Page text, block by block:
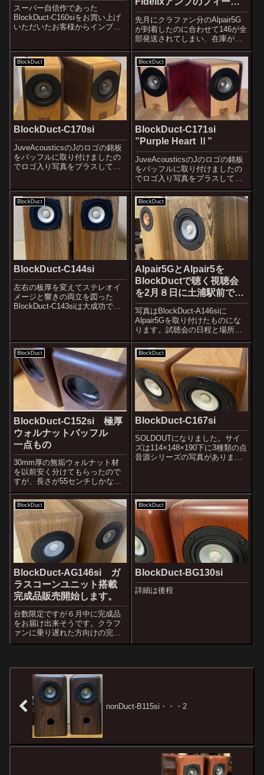
スーパー自信作であった
BlockDuct-C160siをお買い上げ
いただいたお客様からインプレ
日と18日の夜間に小音量と本日
は昼間に通常の音量で3日間聴き
ましたが、出...
バック端子付きモデル
先月にクラファン分のAlpair5G
が到着したのに合わせて146が全
部発送されてしまい、在庫がな
くなっていましたが、3セットほ
ど完成しました。通常の
BlockDuct-AG146siのウォルナ
ット仕上げモデル、クリア仕上
げモデル、そしてFi...
BlockDuct
BlockDuct-C170si
JuveAcousticsのJのロゴの銘板
をバッフルに取り付けましたの
でロゴ入り写真をプラスしてお
で録りなおしてみました。少し
は良くなったかと思いますがま
だ途中のワルターのモーツ...
BlockDuct
BlockDuct-C171si
”Purple Heart Ⅱ”
JuveAcousticsのJのロゴの銘板
をバッフルに取り付けましたの
でロゴ入り写真をプラスしてお
きます。希少材のパープルハー
トを使ったBlockDuctスピーカー
の第二弾です。まだ完成したば
かりですので販売開始は月明け
になると思いますが、...
BlockDuct
BlockDuct-C144si
左右の板厚を変えてステレオイ
メージと響きの両立を図った
BlockDuct-C143siは大成功でし
た方からはデザインも好きで
す、とおっしゃって頂きました
が今...
BlockDuct
Alpair5GとAlpair5を
BlockDuctで聴く視聴会
を2月８日に土浦駅前で開
催します。
写真はBlockDuct-A146siに
Alpair5Gを取り付けたものにな
ります。試聴会の日程と場所が
決定しました。第１回
JuveAcoustics スピーカー視聴
会日時：２月８日（土）午前
11：00より 入場無料場所：常
磐線土浦駅徒歩...
BlockDuct
BlockDuct-C152si 極厚
ウォルナットバッフル
一点もの
30mm厚の無垢ウォルナット材
を以前安く分けてもらったので
すが、長さが55センチしかなく
て、この厚みで片チャンネル25
センチくらいの高さのBlockDuct
は難しいなあと仕舞ってあった
のです。幅が145mmくらいなの
で4インチを想定していま...
BlockDuct
BlockDuct-C167si
SOLDOUTになりました。サイ
ズは114×148×190下に3種類の点
音源シリーズの写真がありま
採用です。上の左の写真は
BlockDuc...
BlockDuct
BlockDuct-AG146si ガ
ラスコーンユニット搭載
完成品販売開始します。
台数限定ですが６月中に完成品
をお届け出来そうです。クラフ
ァンに乗り遅れた方向けの完成
品BlockDuct-AG146siです。こ
１００万クラスのスピーカーを
軽く一蹴する音と言えます。
BlockDuct
BlockDuct-BG130si
詳細は後程
nonDuct-B115si・・・2